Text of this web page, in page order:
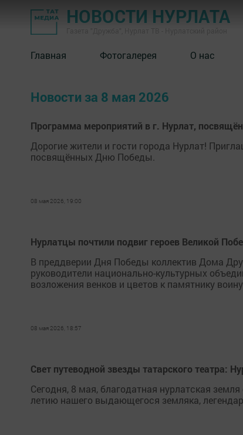
НОВОСТИ НУРЛАТА
Главная Фотогалерея О нас
Новости за 8 мая 2026
Программа мероприятий в г. Нурлат,
Дорогие жители и гости города Нурлат!
посвящённых Дню Победы.
08 мая 2026, 19:00
Нурлатцы почтили подвиг героев Великой
В преддверии Дня Победы коллектив Дома
руководители национально-культурных
возложения венков и цветов к памятнику
08 мая 2026, 18:57
Свет путеводной звезды татарского театра:
Сегодня, 8 мая, благодатная нурлатская
летию нашего выдающегося земляка,